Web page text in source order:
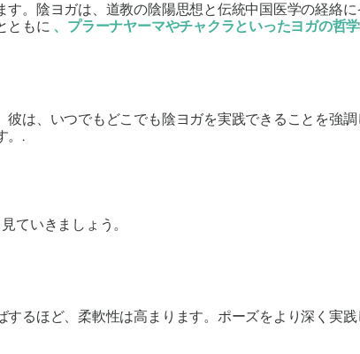
。陰ヨガは、道教の陰陽思想と伝統中国医学の経絡に
ともに 、プラーナヤーマやチャクラといったヨガの哲学
は、いつでもどこでも陰ヨガを実践できることを強調
。.
ていきましょう。
るほど、柔軟性は高まります。ポーズをより深く実践